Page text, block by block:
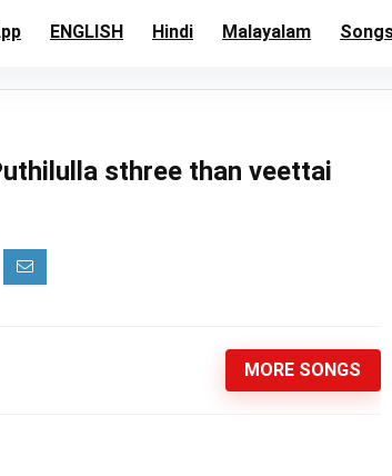
ENGLISH Hindi Malayalam
sthree than veettai
MORE SONGS